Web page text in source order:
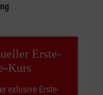
Erste-
Kurs
exlusive Erste-